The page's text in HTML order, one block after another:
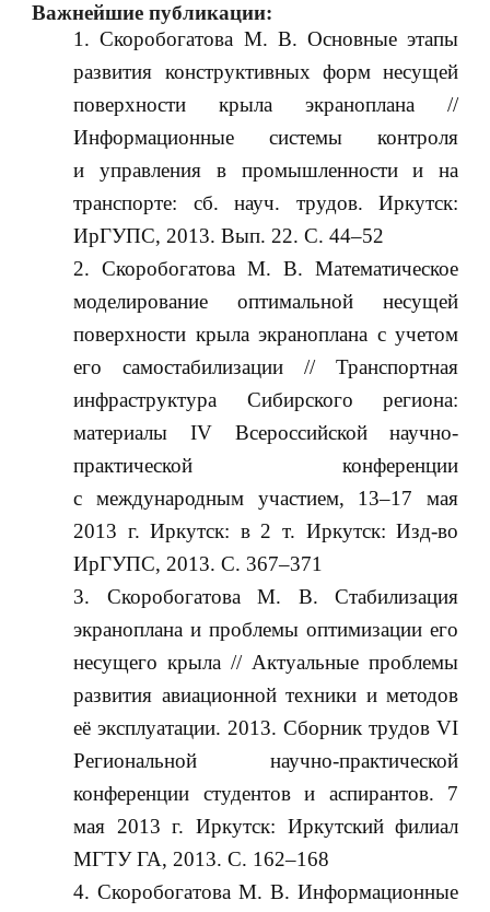
Важнейшие публикации:
Скоробогатова М. В. Основные этапы
развития конструктивных форм несущей
поверхности крыла экраноплана //
Информационные системы контроля
и управления в промышленности и на
транспорте: сб. науч. трудов. Иркутск:
ИрГУПС, 2013. Вып. 22. С. 44‒52
Скоробогатова М. В. Математическое
моделирование оптимальной несущей
поверхности крыла экраноплана с учетом
его самостабилизации // Транспортная
инфраструктура Сибирского региона:
материалы IV Всероссийской научно-
практической конференции
с международным участием, 13‒17 мая
2013 г. Иркутск: в 2 т. Иркутск: Изд-во
ИрГУПС, 2013. С. 367‒371
Скоробогатова М. В. Стабилизация
экраноплана и проблемы оптимизации его
несущего крыла // Актуальные проблемы
развития авиационной техники и методов
её эксплуатации. 2013. Сборник трудов VI
Региональной научно-практической
конференции студентов и аспирантов. 7
мая 2013 г. Иркутск: Иркутский филиал
МГТУ ГА, 2013. С. 162‒168
Скоробогатова М. В. Информационные